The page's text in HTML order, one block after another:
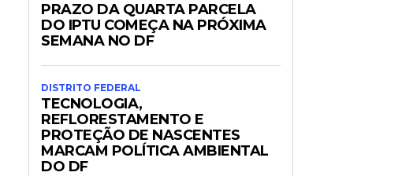
PRAZO DA QUARTA PARCELA
DO IPTU COMEÇA NA PRÓXIMA
SEMANA NO DF
DISTRITO FEDERAL
TECNOLOGIA,
REFLORESTAMENTO E
PROTEÇÃO DE NASCENTES
MARCAM POLÍTICA AMBIENTAL
DO DF